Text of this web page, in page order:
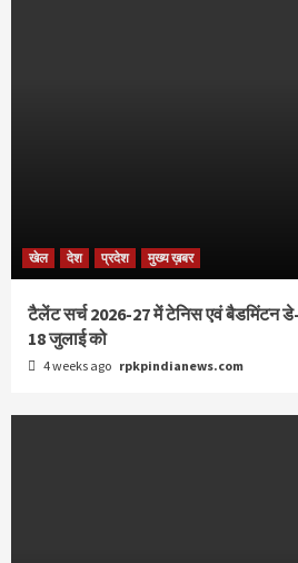
खेल देश प्रदेश मुख्य ख़बर
टैलेंट सर्च 2026-27 में टेनिस एवं बैडमिंटन
18 जुलाई को
4 weeks ago rpkpindianews.com